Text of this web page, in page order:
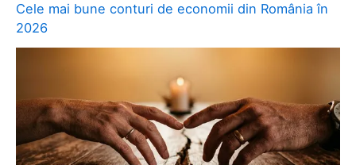
Cele mai bune conturi de economii din România în
2026